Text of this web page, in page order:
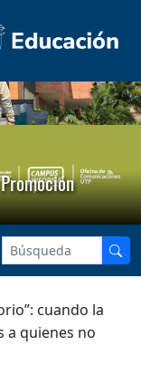
cuando la
a quienes no